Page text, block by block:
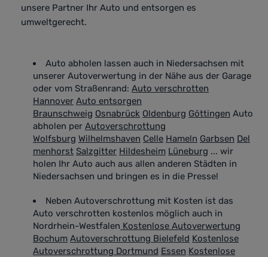
unsere Partner Ihr Auto und entsorgen es
umweltgerecht.
Auto abholen lassen auch in Niedersachsen mit
unserer Autoverwertung in der Nähe aus der Garage
oder vom Straßenrand: Auto verschrotten
Hannover Auto entsorgen
Braunschweig Osnabrück Oldenburg Göttingen Auto
abholen per Autoverschrottung
Wolfsburg Wilhelmshaven Celle Hameln Garbsen Del
menhorst Salzgitter Hildesheim Lüneburg ... wir
holen Ihr Auto auch aus allen anderen Städten in
Niedersachsen und bringen es in die Presse!
Neben Autoverschrottung mit Kosten ist das
Auto verschrotten kostenlos möglich auch in
Nordrhein-Westfalen Kostenlose Autoverwertung
Bochum Autoverschrottung Bielefeld Kostenlose
Autoverschrottung Dortmund Essen Kostenlose